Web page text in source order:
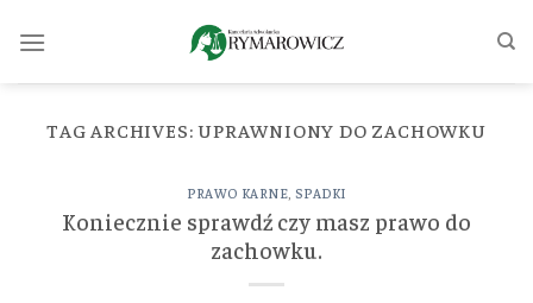
TAG ARCHIVES:UPRAWNIONY DO ZACHOWKU
PRAWO KARNE ,SPADKI
Koniecznie sprawdź czy masz prawo do
zachowku.